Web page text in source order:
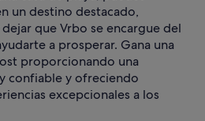
un destino destacado,
dejar que Vrbo se encargue del
a prosperar. Gana una
proporcionando una
confiable y ofreciendo
excepcionales a los